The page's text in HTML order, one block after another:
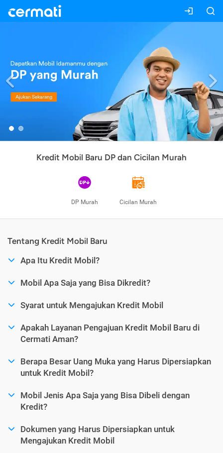
Previous
Kredit Mobil Baru DP dan Cicilan Murah
DP Murah Cicilan Murah
Tentang Kredit Mobil Baru
Apa Itu Kredit Mobil?
Mobil Apa Saja yang Bisa Dikredit?
Syarat untuk Mengajukan Kredit Mobil
Apakah Layanan Pengajuan Kredit Mobil Baru di
Cermati Aman?
Berapa Besar Uang Muka yang Harus Dipersiapkan
untuk Kredit Mobil?
Mobil Jenis Apa Saja yang Bisa Dibeli dengan
Kredit?
Dokumen yang Harus Dipersiapkan untuk
Mengajukan Kredit Mobil